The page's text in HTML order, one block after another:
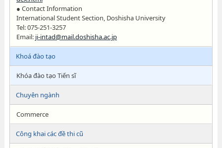
● Contact Information
International Student Section, Doshisha University
Tel: 075-251-3257
Email: ji-intad@mail.doshisha.ac.jp
Khoá đào tạo
Khóa đào tạo Tiến sĩ
Chuyên ngành
Commerce
Công khai các đề thi cũ